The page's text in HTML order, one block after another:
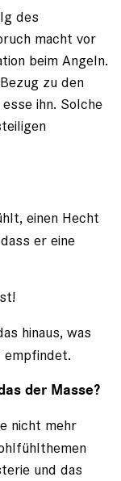
des
macht vor
beim Angeln.
zu den
ihn. Solche
einen Hecht
er eine
hinaus, was
empfindet.
der Masse?
nicht mehr
und das